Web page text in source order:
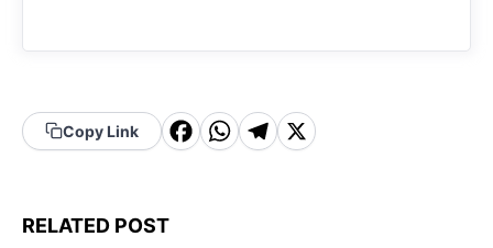
Copy Link
F WT X
RELATED POST